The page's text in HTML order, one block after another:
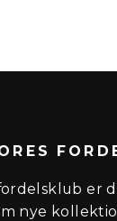
er
nye